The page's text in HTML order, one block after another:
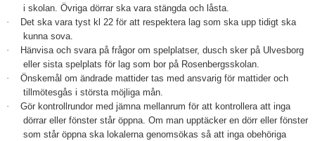
i skolan. Övriga dörrar ska vara stängda och låsta.
·
Det ska vara tyst kl 22 för att respektera lag som ska upp tidigt ska
kunna sova.
·
Hänvisa och svara på frågor om spelplatser, dusch sker på Ulvesborg
eller sista spelplats för lag som bor på Rosenbergsskolan.
·
Önskemål om ändrade mattider tas med ansvarig för mattider och
tillmötesgås i största möjliga mån.
·
Gör kontrollrundor med jämna mellanrum för att kontrollera att inga
dörrar eller fönster står öppna. Om man upptäcker en dörr eller fönster
som står öppna ska lokalerna genomsökas så att inga obehöriga